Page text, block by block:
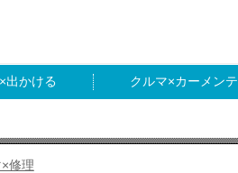
出かける カーメンテ
修理